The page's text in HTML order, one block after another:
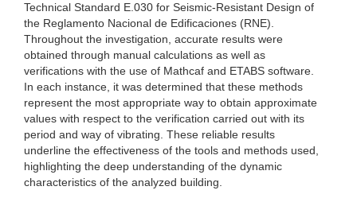
Technical Standard E.030 for Seismic-Resistant Design of
the Reglamento Nacional de Edificaciones (RNE).
Throughout the investigation, accurate results were
obtained through manual calculations as well as
verifications with the use of Mathcaf and ETABS software.
In each instance, it was determined that these methods
represent the most appropriate way to obtain approximate
values with respect to the verification carried out with its
period and way of vibrating. These reliable results
underline the effectiveness of the tools and methods used,
highlighting the deep understanding of the dynamic
characteristics of the analyzed building.